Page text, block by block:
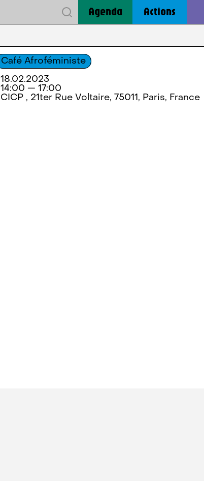
Agenda Actions
Café Afroféministe
18.02.2023
14:00 — 17:00
CICP , 21ter Rue Voltaire, 75011, Paris, France